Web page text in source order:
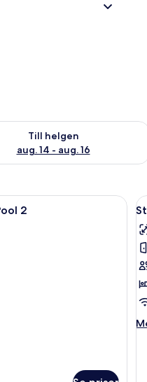
10
Till helgen
aug. 14 - aug. 16
tillgängligheten för den
ett bord och stolar.
stor säng med en träpanel som
2